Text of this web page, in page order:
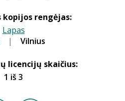
kopijos rengėjas:
Lapas
| Vilnius
licencijų skaičius:
1 iš 3